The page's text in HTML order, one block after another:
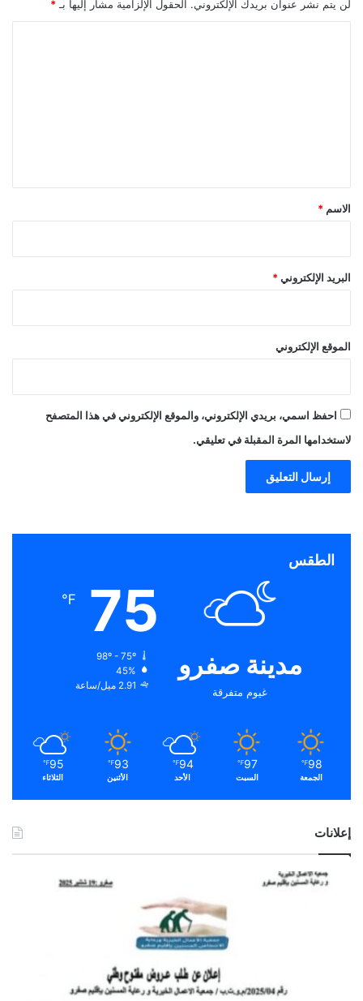
لن يتم نشر عنوان بريدك الإلكتروني. الحقول الإلزامية مشار إليها بـ *
*
الاسم *
البريد الإلكتروني *
الموقع الإلكتروني
احفظ اسمي، بريدي الإلكتروني، والموقع الإلكتروني في هذا المتصفح
لاستخدامها المرة المقبلة في تعليقي.
الطقس
مدينة صفرو
غيوم متفرقة
75
℉
98º - 75º
45%
2.91 ميل/ساعة
98
℉
الجمعة
97
℉
السبت
94
℉
الأحد
93
℉
الأثنين
95
℉
الثلاثاء
إعلانات